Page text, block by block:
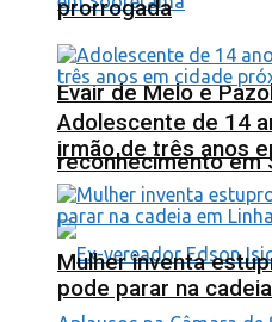
Evair de Melo e
reconhecimento em
prorrogada
Adolescente de 14
irmão de três anos
Mulher inventa
pode parar na